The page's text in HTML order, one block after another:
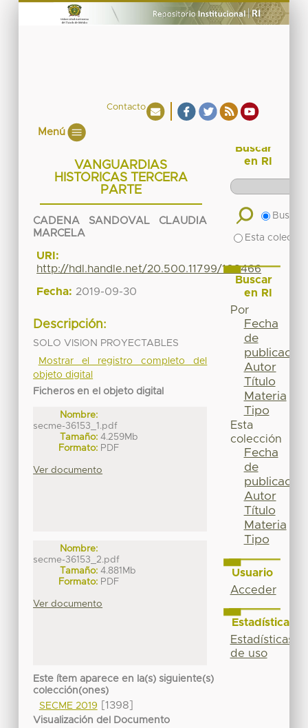
Contacto
Menú
VANGUARDIAS
HISTORICAS TERCERA
PARTE
CADENA SANDOVAL CLAUDIA
MARCELA
URI:
http://hdl.handle.net/20.500.11799/108466
Fecha: 2019-09-30
Descripción:
SOLO VISION PROYECTABLES
Mostrar el registro completo del
objeto digital
Ficheros en el objeto digital
Nombre:
secme-36153_1.pdf
Tamaño: 4.259Mb
Formato: PDF
Ver documento
Nombre:
secme-36153_2.pdf
Tamaño: 4.881Mb
Formato: PDF
Ver documento
Este ítem aparece en la(s) siguiente(s)
colección(ones)
SECME 2019 [1398]
Visualización del Documento
Buscar
en RI
Buscar
Esta
Buscar
en RI
Por
Fecha
de
publicación
Autor
Título
Materia
Tipo
Esta
colección
Fecha
de
publicación
Autor
Título
Materia
Tipo
Usuario
Acceder
Estadísticas
Estadísticas
de uso